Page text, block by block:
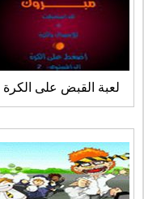
لعبة القبض على الكرة